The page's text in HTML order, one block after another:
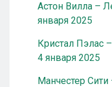
Астон Вилла –
января 2025
Кристал Пэлас
4 января 2025
Манчестер Сити